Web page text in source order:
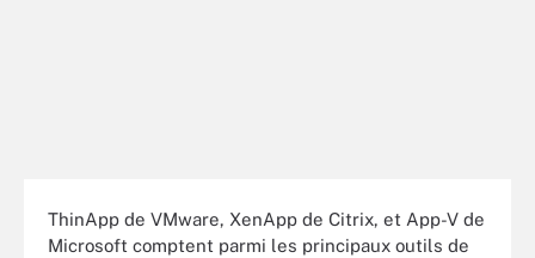
ThinApp de VMware, XenApp de Citrix, et App-V de
Microsoft comptent parmi les principaux outils de